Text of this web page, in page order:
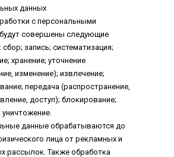
данных
с персональными
совершены следующие
сбор; запись; систематизация;
хранение; уточнение
изменение); извлечение;
передача (распространение,
доступ); блокирование;
уничтожение.
данные обрабатываются до
лица от рекламных и
рассылок. Также обработка